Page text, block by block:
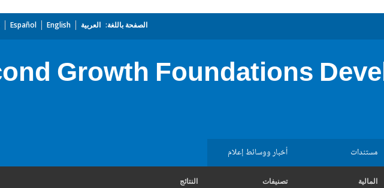
الصفحة باللغة: العربية English
Español
Growth Foundations
مستندات أخبار ووسائط إعلام
المالية تصنيفات النتائج